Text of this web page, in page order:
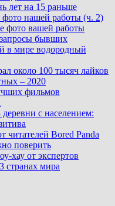
лет на 15 раньше
нашей работы (ч. 2)
фото вашей работы
бывших
в мире водородный
около 100 тысяч лайков
– 2020
фильмов
с населением:
читателей Bored Panda
поверить
хау от экспертов
странах мира